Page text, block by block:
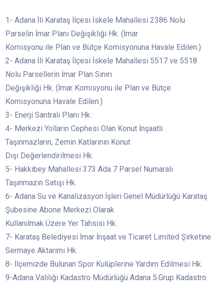
1- Adana İli Karataş İlçesi İskele Mahallesi 2386 Nolu
Parselin İmar Planı Değişikliği Hk. (İmar
Komisyonu ile Plan ve Bütçe Komisyonuna Havale Edilen.)
2- Adana İli Karataş İlçesi İskele Mahallesi 5517 ve 5518
Nolu Parsellerin İmar Plan Sınırı
Değişikliği Hk. (İmar Komisyonu ile Plan ve Bütçe
Komisyonuna Havale Edilen.)
3- Enerji Santrali Planı Hk.
4- Merkezi Yolların Cephesi Olan Konut İnşaatlı
Taşınmazların, Zemin Katlarının Konut
Dışı Değerlendirilmesi Hk.
5- Hakkıbey Mahallesi 373 Ada 7 Parsel Numaralı
Taşınmazın Satışı Hk.
6- Adana Su ve Kanalizasyon İşleri Genel Müdürlüğü Karataş
Şubesine Abone Merkezi Olarak
Kullanılmak Üzere Yer Tahsisi Hk.
7- Karataş Belediyesi İmar İnşaat ve Ticaret Limited Şirketine
Sermaye Aktarımı Hk.
8- İlçemizde Bulunan Spor Kulüplerine Yardım Edilmesi Hk.
9-Adana Valiliği Kadastro Müdürlüğü Adana 5.Grup Kadastro